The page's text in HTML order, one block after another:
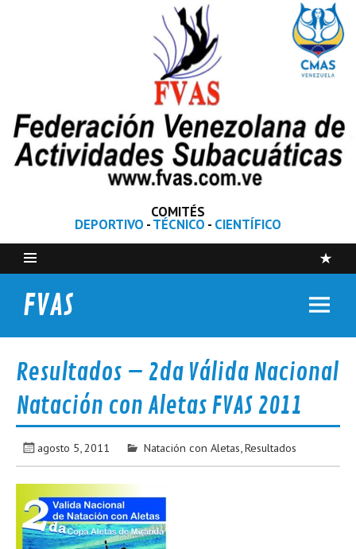
COMITÉS
DEPORTIVO -TÉCNICO - CIENTÍFICO
FVAS
Resultados – 2da Válida Nacional
Natación con Aletas FVAS 2011
agosto 5, 2011 Natación con Aletas Resultados